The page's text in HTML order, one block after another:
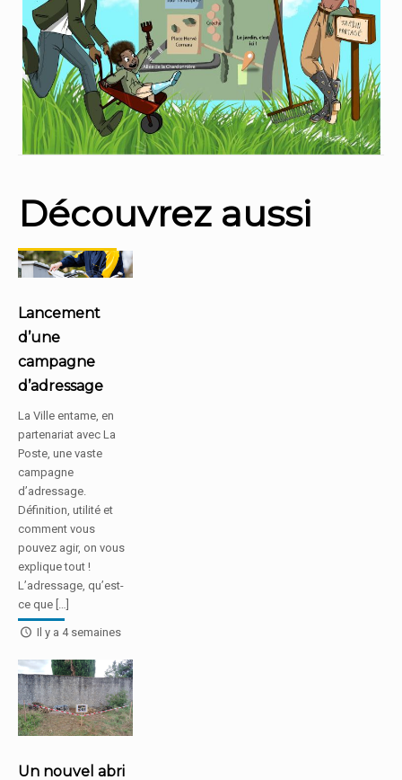
Découvrez aussi
Lancement
d’une
campagne
d’adressage
La Ville entame, en
partenariat avec La
Poste, une vaste
campagne
d’adressage.
Définition, utilité et
comment vous
pouvez agir, on vous
explique tout !
L’adressage, qu’est-
ce que […]
Il y a 4 semaines
Un nouvel abri